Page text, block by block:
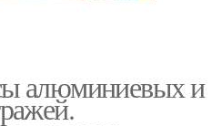
алюминиевых и